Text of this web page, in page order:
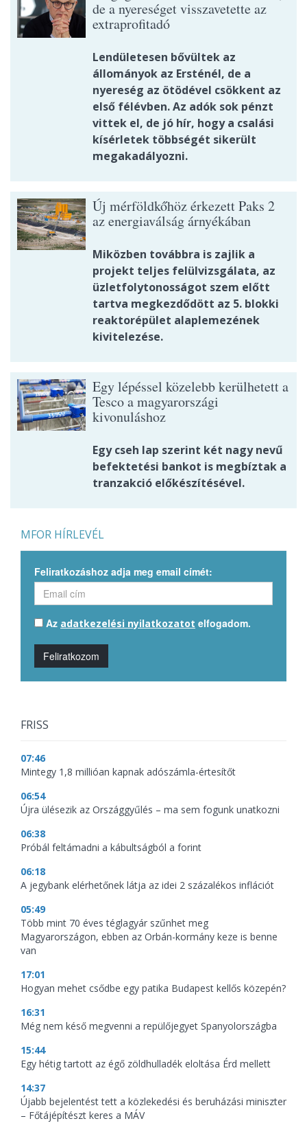
de a nyereséget visszavetette az
extraprofitadó
Lendületesen bővültek az
állományok az Ersténél, de a
nyereség az ötödével csökkent az
első félévben. Az adók sok pénzt
vittek el, de jó hír, hogy a csalási
kísérletek többségét sikerült
megakadályozni.
Új mérföldkőhöz érkezett Paks 2
az energiaválság árnyékában
Miközben továbbra is zajlik a
projekt teljes felülvizsgálata, az
üzletfolytonosságot szem előtt
tartva megkezdődött az 5. blokki
reaktorépület alaplemezének
kivitelezése.
Egy lépéssel közelebb kerülhetett a
Tesco a magyarországi
kivonuláshoz
Egy cseh lap szerint két nagy nevű
befektetési bankot is megbíztak a
tranzakció előkészítésével.
MFOR HÍRLEVÉL
Feliratkozáshoz adja meg email címét:
Az adatkezelési nyilatkozatot elfogadom.
Feliratkozom
FRISS
07:46
Mintegy 1,8 millióan kapnak adószámla-értesítőt
06:54
Újra ülésezik az Országgyűlés – ma sem fogunk unatkozni
06:38
Próbál feltámadni a kábultságból a forint
06:18
A jegybank elérhetőnek látja az idei 2 százalékos inflációt
05:49
Több mint 70 éves téglagyár szűnhet meg
Magyarországon, ebben az Orbán-kormány keze is benne
van
17:01
Hogyan mehet csődbe egy patika Budapest kellős közepén?
16:31
Még nem késő megvenni a repülőjegyet Spanyolországba
15:44
Egy hétig tartott az égő zöldhulladék eloltása Érd mellett
14:37
Újabb bejelentést tett a közlekedési és beruházási miniszter
– Főtájépítészt keres a MÁV